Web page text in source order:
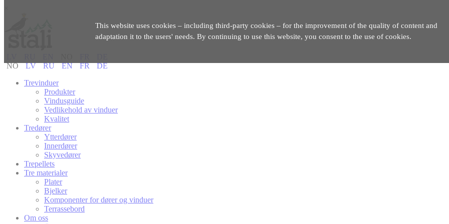
This website uses cookies – including third-party cookies – for the improvement of the quality of content and
adaptation it to the users' needs. By continuing to use this website, you consent to the use of cookies.
NO LV RU EN FR DE
Trevinduer
Produkter
Vindusguide
Vedlikehold av vinduer
Kvalitet
Tredører
Ytterdører
Innerdører
Skyvedører
Trepellets
Tre materialer
Plater
Bjelker
Komponenter for dører og vinduer
Terrassebord
Om oss